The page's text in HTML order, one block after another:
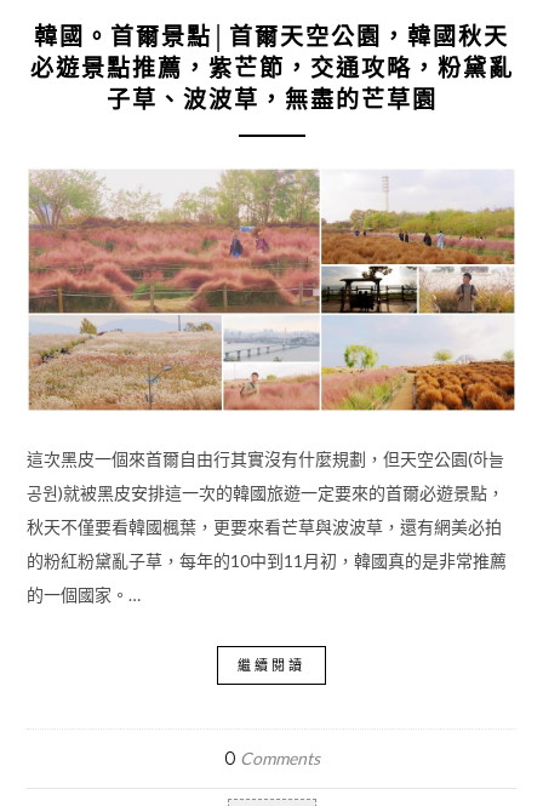
韓國。首爾景點│首爾天空公園，韓國秋天
必遊景點推薦，紫芒節，交通攻略，粉黛亂
子草、波波草，無盡的芒草園
這次黑皮一個來首爾自由行其實沒有什麼規劃，但天空公園(하늘
공원)就被黑皮安排這一次的韓國旅遊一定要來的首爾必遊景點，
秋天不僅要看韓國楓葉，更要來看芒草與波波草，還有網美必拍
的粉紅粉黛亂子草，每年的10中到11月初，韓國真的是非常推薦
的一個國家。…
繼續閱讀
0 Comments